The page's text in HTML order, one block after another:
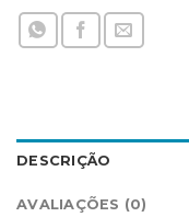
DESCRIÇÃO
AVALIAÇÕES (0)